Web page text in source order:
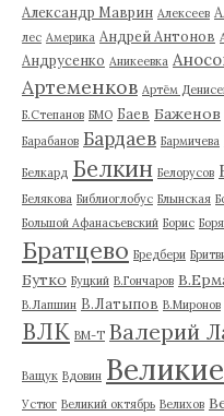
Александр Маврин Алексеев
лес Америка Андрей Антонов
Андрусенко Аникеевка
Артеменков Артём
Б.Степанов БМО Баев Баженов
Барабанов Бардаев Бармичева
Белкард Белкин Белорусов
Белякова Библиоглобус Блынская
Большой Афанасьевский Борис
Братцево Бредбери
Бутко Буцкий В.Гончаров
В.Лапшин В.Латыпов В.Миронов
ВЛК ВМ-Т Валерий
Ващук Вдовин
Устюг Великий октябрь Велихов